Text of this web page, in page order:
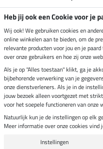
Verzending per
Veilig betalen met
Laatste update
Alle prijzen in euro's,
Heb jij ook een Cookie voor je
Wij ook! We gebruiken cookies en
online winkelen aan te bieden, om de
relevante producten voor jou en je
over onze gebruikers en hoe zij onze
Als je op "Alles toestaan" klikt, ga je
bijbehorende verwerking van je
onze dienstverleners. Als je in de
jouw bezoek alleen voortgezet met
voor het soepele functioneren van onze
Natuurlijk kun je de instellingen op elk
Meer informatie over onze cookies vind
Instellingen